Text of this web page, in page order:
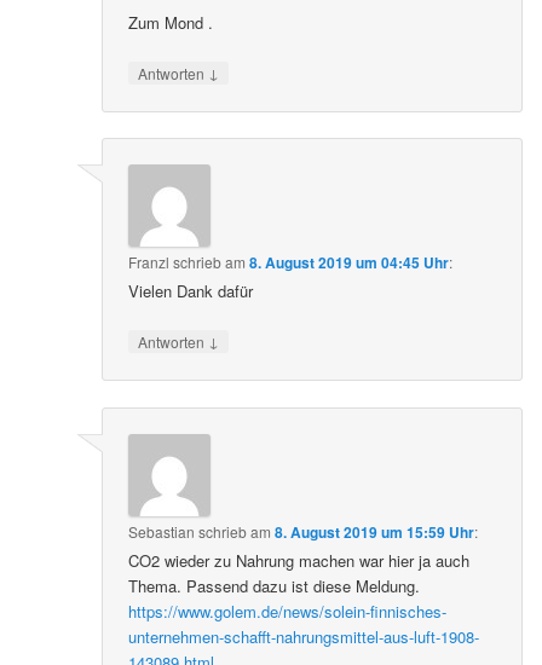
Zum Mond .
Antworten ↓
Franzl schriebam8. August 2019 um 04:45 Uhr:
Vielen Dank dafür
Antworten ↓
Sebastian schriebam8. August 2019 um 15:59 Uhr:
CO2 wieder zu Nahrung machen war hier ja auch
Thema. Passend dazu ist diese Meldung.
https://www.golem.de/news/solein-finnisches-
unternehmen-schafft-nahrungsmittel-aus-luft-1908-